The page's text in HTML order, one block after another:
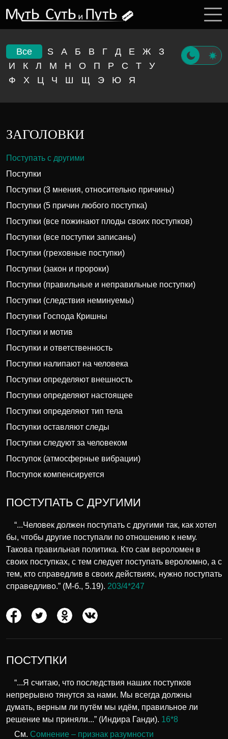
Все S А Б В Г Д Е Ж
З
И
К Л М Н О П Р С Т
У
Ф
Х Ц Ч Ш Щ Э Ю Я
ЗАГОЛОВКИ
Поступать с другими
Поступки
Поступки (3 мнения, относительно причины)
Поступки (5 причин любого поступка)
Поступки (все пожинают плоды своих поступков)
Поступки (все поступки записаны)
Поступки (греховные поступки)
Поступки (закон и пророки)
Поступки (правильные и неправильные поступки)
Поступки (следствия неминуемы)
Поступки Господа Кришны
Поступки и мотив
Поступки и ответственность
Поступки налипают на человека
Поступки определяют внешность
Поступки определяют настоящее
Поступки определяют тип тела
Поступки оставляют следы
Поступки следуют за человеком
Поступок (атмосферные вибрации)
Поступок компенсируется
ПОСТУПАТЬ С ДРУГИМИ
“...Человек должен поступать с другими так, как хотел
бы, чтобы другие поступали по отношению к нему.
Такова правильная политика. Кто сам вероломен в
своих поступках, с тем следует поступать вероломно, а с
тем, кто справедлив в своих действиях, нужно поступать
справедливо.” (М-б., 5.19). 203/4*247
ПОСТУПКИ
“...Я считаю, что последствия наших поступков
непрерывно тянутся за нами. Мы всегда должны
думать, верным ли путём мы идём, правильное ли
решение мы приняли...” (Индира Ганди). 16*8
См. Сомнение – признак разумности